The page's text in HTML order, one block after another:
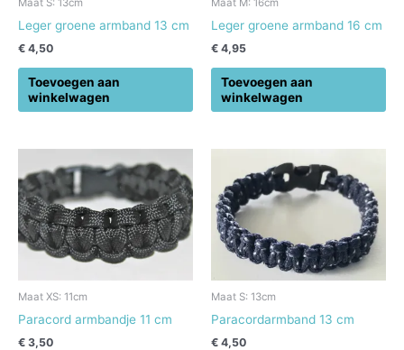
Maat S: 13cm
Leger groene armband 13 cm
€ 4,50
Toevoegen aan
winkelwagen
Maat M: 16cm
Leger groene armband 16 cm
€ 4,95
Toevoegen aan
winkelwagen
Maat XS: 11cm
Paracord armbandje 11 cm
€ 3,50
Maat S: 13cm
Paracordarmband 13 cm
€ 4,50